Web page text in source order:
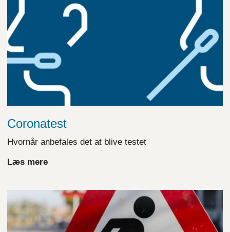
Coronatest
Hvornår anbefales det at blive testet
Læs mere